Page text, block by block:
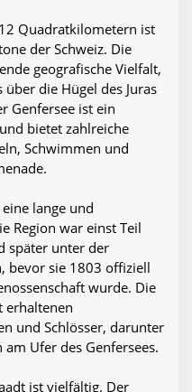
Quadratkilometern ist
der Schweiz. Die
geografische Vielfalt,
die Hügel des Juras
Genfersee ist ein
bietet zahlreiche
Schwimmen und
lange und
Region war einst Teil
später unter der
bevor sie 1803 offiziell
wurde. Die
erhaltenen
und Schlösser, darunter
Ufer des Genfersees.
ist vielfältig. Der